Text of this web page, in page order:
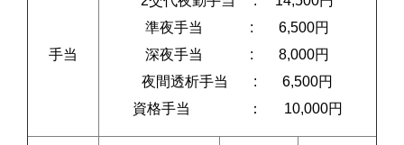
手当
準夜手当
:
6,500円
深夜手当 : 8,000円
夜間透析手当 : 6,500円
資格手当 ： 10,000円